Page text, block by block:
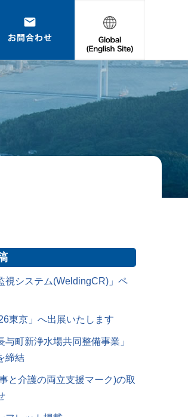
視システム(WeldingCR)」ペ
東京」へ出展いたします
与町新浄水場共同整備事業」
締結
と介護の両立支援マーク)の取